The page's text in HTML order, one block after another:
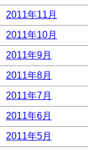
2011年11月
2011年10月
2011年9月
2011年8月
2011年7月
2011年6月
2011年5月